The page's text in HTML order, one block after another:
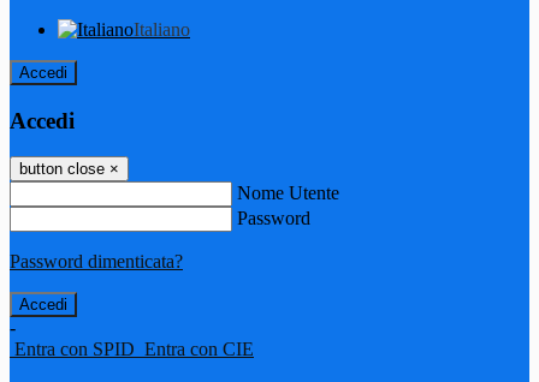
Italiano
Accedi
Accedi
button close ×
Nome Utente
Password
Password dimenticata?
-
Entra con SPID Entra con CIE